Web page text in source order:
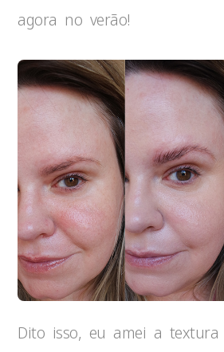
agora no verão!
Dito isso, eu amei a textura